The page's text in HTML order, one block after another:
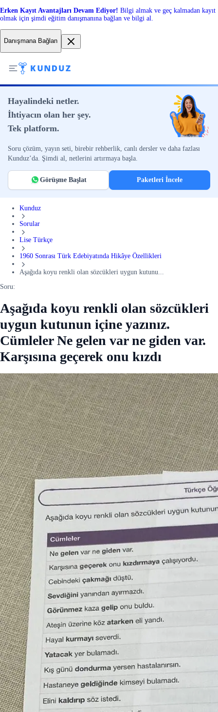
Erken Kayıt Avantajları Devam Ediyor! Bilgi almak ve geç kalmadan kayıt
olmak için şimdi eğitim danışmanına bağlan ve bilgi al.
Danışmana Bağlan
Hayalindeki netler.
İhtiyacın olan her şey.
Tek platform.
Soru çözüm, yayın seti, birebir rehberlik, canlı dersler ve daha fazlası
Kunduz’da. Şimdi al, netlerini artırmaya başla.
Görüşme Başlat Paketleri İncele
Kunduz
Sorular
Lise Türkçe
1960 Sonrası Türk Edebiyatında Hikâye Özellikleri
Aşağıda koyu renkli olan sözcükleri uygun kutunu...
Soru:
Aşağıda koyu renkli olan sözcükleri
uygun kutunun içine yazınız.
Cümleler Ne gelen var ne giden var.
Karşısına geçerek onu kızdı